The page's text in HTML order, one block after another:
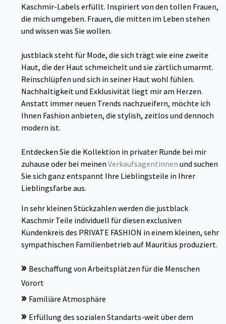
Kaschmir-Labels erfüllt. Inspiriert von den tollen Frauen,
die mich umgeben. Frauen, die mitten im Leben stehen
und wissen was Sie wollen.
justblack steht für Mode, die sich trägt wie eine zweite
Haut, die der Haut schmeichelt und sie zärtlich umarmt.
Reinschlüpfen und sich in seiner Haut wohl fühlen.
Nachhaltigkeit und Exklusivität liegt mir am Herzen.
Anstatt immer neuen Trends nachzueifern, möchte ich
Ihnen Fashion anbieten, die stylish, zeitlos und dennoch
modern ist.
Entdecken Sie die Kollektion in privater Runde bei mir
zuhause oder bei meinen Verkaufsagentinnen und suchen
Sie sich ganz entspannt Ihre Lieblingsteile in Ihrer
Lieblingsfarbe aus.
In sehr kleinen Stückzahlen werden die justblack
Kaschmir Teile individuell für diesen exclusiven
Kundenkreis des PRIVATE FASHION in einem kleinen, sehr
sympathischen Familienbetrieb auf Mauritius produziert.
» Beschaffung von Arbeitsplätzen für die Menschen
Vorort
» Familiäre Atmosphäre
» Erfüllung des sozialen Standarts-weit über dem